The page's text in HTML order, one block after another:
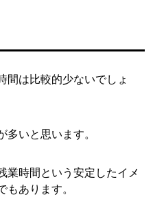
間は比較的少ないでしょ
いと思います。
業時間という安定したイメ
あります。